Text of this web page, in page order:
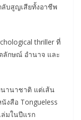
บสูญเสียทั้งอาชีพ
thriller ที่
ลักษณ์ อำนาจ และ
านาชาติ แต่เส้น
งสือ Tongueless
ล่มในปีแรก